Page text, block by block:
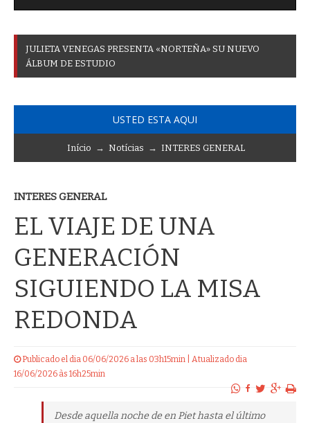
JULIETA VENEGAS PRESENTA «NORTEÑA» SU NUEVO
ÁLBUM DE ESTUDIO
USTED ESTA AQUI
Início → Notícias → INTERES GENERAL
INTERES GENERAL
EL VIAJE DE UNA
GENERACIÓN
SIGUIENDO LA MISA
REDONDA
Publicado el dia 06/06/2026 a las 03h15min | Atualizado dia
16/06/2026 às 16h25min
Desde aquella noche de en Piet hasta el último